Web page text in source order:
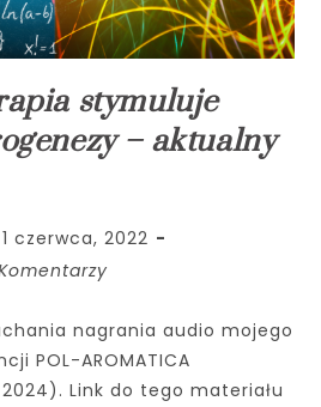
stymuluje
– aktualny
1 czerwca, 2022
nagrania audio mojego
POL-AROMATICA
Link do tego materiału